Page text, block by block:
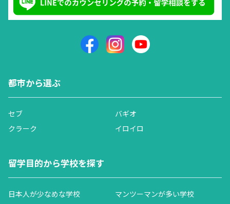
都市から選ぶ
セブ
バギオ
クラーク
イロイロ
留学目的から学校を探す
日本人が少なめな学校
マンツーマンが多い学校